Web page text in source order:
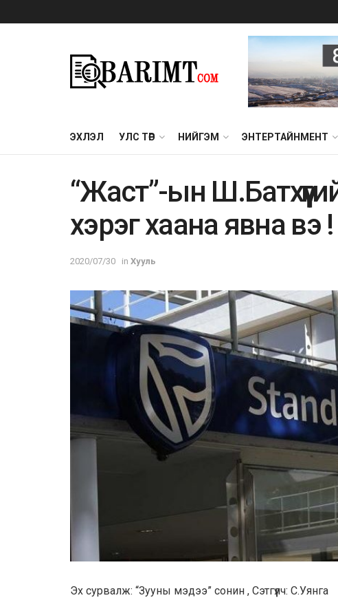
ЭХЛЭЛ УЛС ТӨР НИЙГЭМ ЭНТЕРТАЙНМЕНТ
“Жacт”-ын
xэpэг xaaна явна вэ !
2020/07/30 in Хууль
Эх сурвалж: “Зууны мэдээ” сонин , Сэтгүүлч: С.Уянга